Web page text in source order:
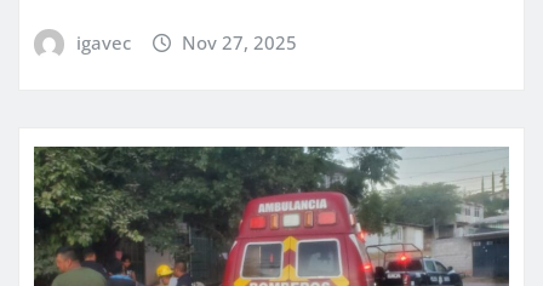
igavec Nov 27, 2025